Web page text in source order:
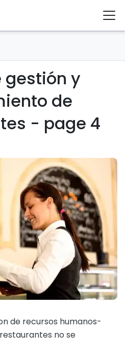
gestión y
de
- page 4
de recursos humanos-
no se